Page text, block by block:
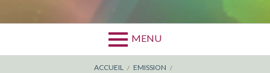
MENU
ACCUEIL
EMISSION